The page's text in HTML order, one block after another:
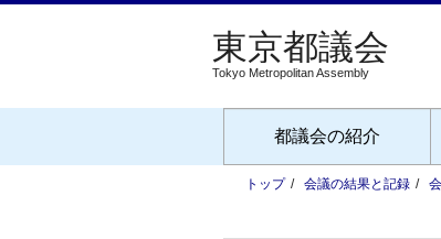
Tokyo Metropolitan Assembly
都議会の紹介
トップ 会議の結果と記録